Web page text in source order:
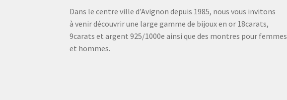
Dans le centre ville d’Avignon depuis 1985, nous vous invitons
à venir découvrir une large gamme de bijoux en or 18carats,
9carats et argent 925/1000e ainsi que des montres pour femmes
et hommes.